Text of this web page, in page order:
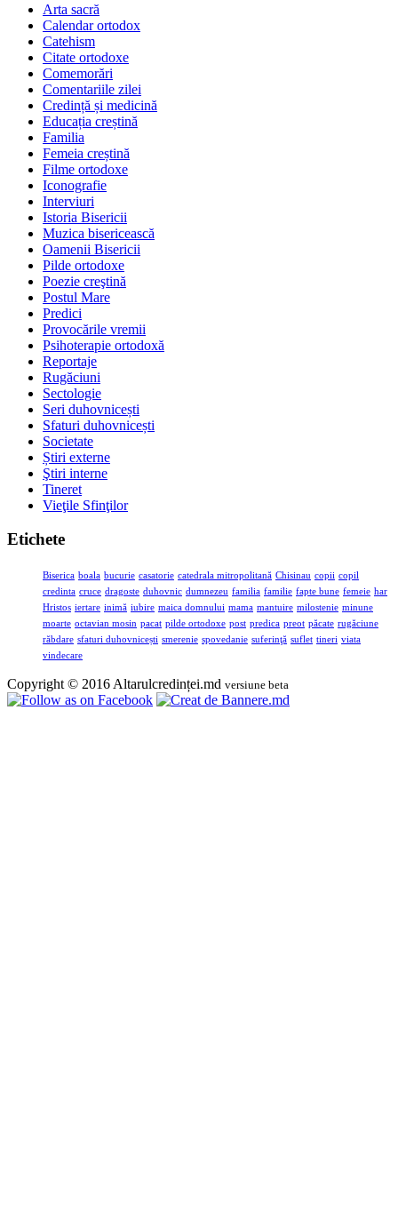
Arta sacră
Calendar ortodox
Catehism
Citate ortodoxe
Comemorări
Comentariile zilei
Credință și medicină
Educația creștină
Familia
Femeia creștină
Filme ortodoxe
Iconografie
Interviuri
Istoria Bisericii
Muzica bisericească
Oamenii Bisericii
Pilde ortodoxe
Poezie creştină
Postul Mare
Predici
Provocările vremii
Psihoterapie ortodoxă
Reportaje
Rugăciuni
Sectologie
Seri duhovnicești
Sfaturi duhovnicești
Societate
Știri externe
Ştiri interne
Tineret
Vieţile Sfinţilor
Etichete
Biserica boala bucurie casatorie catedrala mitropolitană Chisinau copii copil
credinta cruce dragoste duhovnic dumnezeu familia familie fapte bune femeie har
Hristos iertare inimă iubire maica domnului mama mantuire milostenie minune
moarte octavian mosin pacat pilde ortodoxe post predica preot păcate rugăciune
răbdare sfaturi duhovnicești smerenie spovedanie suferinţă suflet tineri viata
vindecare
Copyright © 2016 Altarulcredinței.md versiune beta